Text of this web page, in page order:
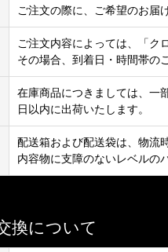
ご注文の際に、ご希望のお届
ご注文内容によっては、「ク
その場合、到着日・時間帯の
在庫商品につきましては、一
日以内に出荷いたします。
配送箱および配送袋は、物流
内容物に支障のないレベルの
換について